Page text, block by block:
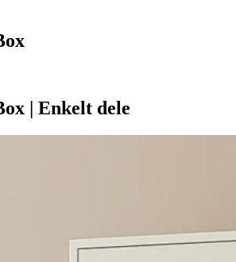
| Enkelt dele